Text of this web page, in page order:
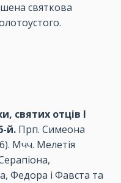
святкова
святих отців І
й. Прп. Симеона
Мчч. Мелетія
Федора і Фавста та